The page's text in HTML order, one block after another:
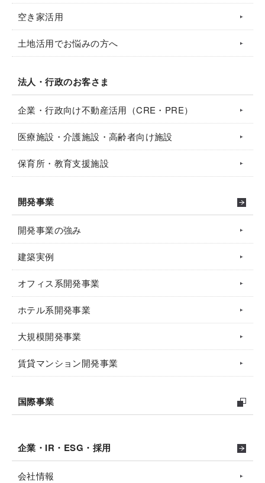
空き家活用
土地活用でお悩みの方へ
法人・行政のお客さま
企業・行政向け不動産活用（CRE・PRE）
医療施設・介護施設・高齢者向け施設
保育所・教育支援施設
開発事業
開発事業の強み
建築実例
オフィス系開発事業
ホテル系開発事業
大規模開発事業
賃貸マンション開発事業
国際事業
企業・IR・ESG・採用
会社情報